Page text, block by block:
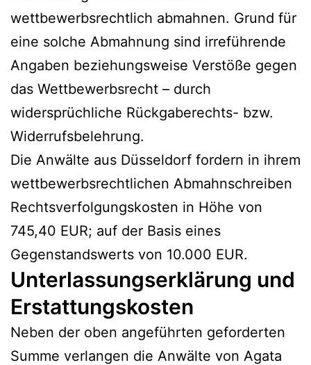
wettbewerbsrechtlich abmahnen. Grund für
eine solche Abmahnung sind irreführende
Angaben beziehungsweise Verstöße gegen
das Wettbewerbsrecht – durch
widersprüchliche Rückgaberechts- bzw.
Widerrufsbelehrung.
Die Anwälte aus Düsseldorf fordern in ihrem
wettbewerbsrechtlichen Abmahnschreiben
Rechtsverfolgungskosten in Höhe von
745,40 EUR; auf der Basis eines
Gegenstandswerts von 10.000 EUR.
Unterlassungserklärung und
Erstattungskosten
Neben der oben angeführten geforderten
Summe verlangen die Anwälte von Agata